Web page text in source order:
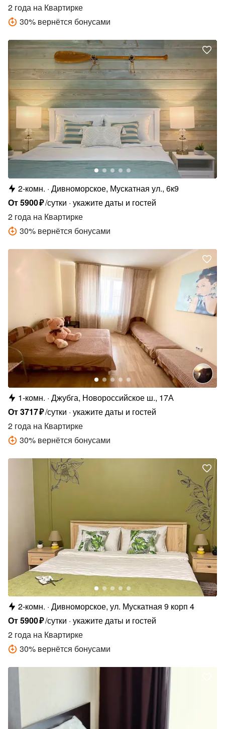
2 года на Квартирке
30% вернётся бонусами
2-комн. Дивноморское, Мускатная ул., 6к9
От5900₽/сутки укажите даты и гостей
2 года на Квартирке
30% вернётся бонусами
1-комн. Джубга, Новороссийское ш., 17А
От3717₽/сутки укажите даты и гостей
2 года на Квартирке
30% вернётся бонусами
2-комн. Дивноморское, ул. Мускатная 9 корп 4
От5900₽/сутки укажите даты и гостей
2 года на Квартирке
30% вернётся бонусами